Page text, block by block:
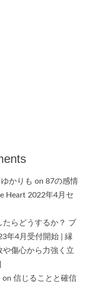
かりも on 87の感情
Heart 2022年4月セ
たらどうするか？ ブ
年4月受付開始 | 縁
や傷心から力強く立
on 信じることと確信